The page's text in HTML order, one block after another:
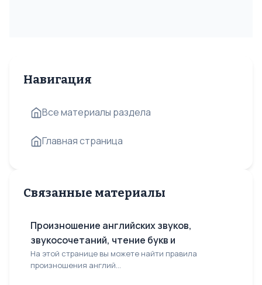
Навигация
Все материалы раздела
Главная страница
Связанные материалы
Произношение английских звуков,
звукосочетаний, чтение букв и
На этой странице вы можете найти правила
произношения англий...